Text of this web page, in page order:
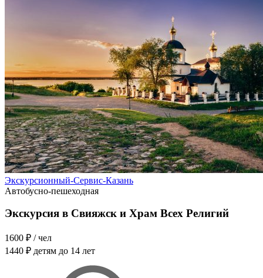
Экскурсионный-Сервис-Казань
Автобусно-пешеходная
Экскурсия в Свияжск и Храм Всех Религий
1600 ₽ / чел
1440 ₽ детям до 14 лет